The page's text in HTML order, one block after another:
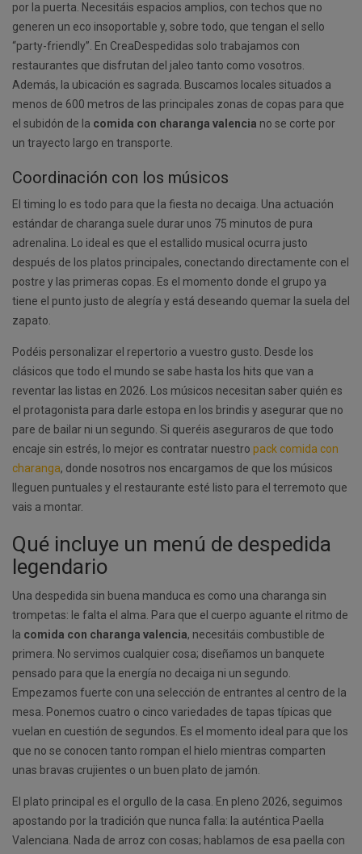
por la puerta. Necesitáis espacios amplios, con techos que no
generen un eco insoportable y, sobre todo, que tengan el sello
“party-friendly”. En CreaDespedidas solo trabajamos con
restaurantes que disfrutan del jaleo tanto como vosotros.
Además, la ubicación es sagrada. Buscamos locales situados a
menos de 600 metros de las principales zonas de copas para que
el subidón de la comida con charanga valencia no se corte por
un trayecto largo en transporte.
Coordinación con los músicos
El timing lo es todo para que la fiesta no decaiga. Una actuación
estándar de charanga suele durar unos 75 minutos de pura
adrenalina. Lo ideal es que el estallido musical ocurra justo
después de los platos principales, conectando directamente con el
postre y las primeras copas. Es el momento donde el grupo ya
tiene el punto justo de alegría y está deseando quemar la suela del
zapato.
Podéis personalizar el repertorio a vuestro gusto. Desde los
clásicos que todo el mundo se sabe hasta los hits que van a
reventar las listas en 2026. Los músicos necesitan saber quién es
el protagonista para darle estopa en los brindis y asegurar que no
pare de bailar ni un segundo. Si queréis aseguraros de que todo
encaje sin estrés, lo mejor es contratar nuestro pack comida con
charanga, donde nosotros nos encargamos de que los músicos
lleguen puntuales y el restaurante esté listo para el terremoto que
vais a montar.
Qué incluye un menú de despedida
legendario
Una despedida sin buena manduca es como una charanga sin
trompetas: le falta el alma. Para que el cuerpo aguante el ritmo de
la comida con charanga valencia, necesitáis combustible de
primera. No servimos cualquier cosa; diseñamos un banquete
pensado para que la energía no decaiga ni un segundo.
Empezamos fuerte con una selección de entrantes al centro de la
mesa. Ponemos cuatro o cinco variedades de tapas típicas que
vuelan en cuestión de segundos. Es el momento ideal para que los
que no se conocen tanto rompan el hielo mientras comparten
unas bravas crujientes o un buen plato de jamón.
El plato principal es el orgullo de la casa. En pleno 2026, seguimos
apostando por la tradición que nunca falla: la auténtica Paella
Valenciana. Nada de arroz con cosas; hablamos de esa paella con